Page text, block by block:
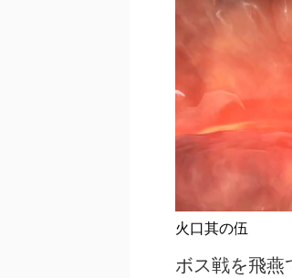
火口其の伍
ボス戦を飛燕